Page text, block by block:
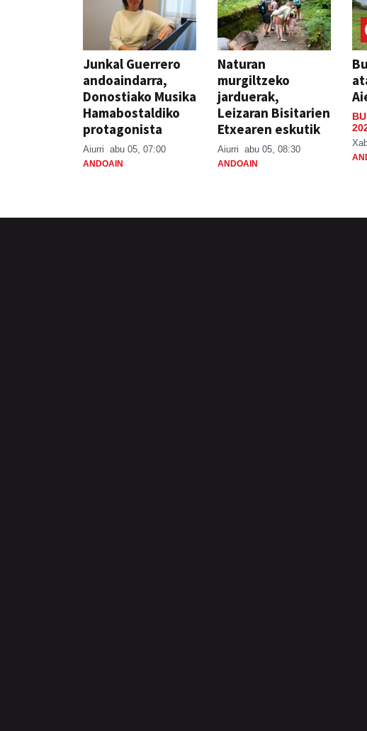
Junkal Guerrero
andoaindarra,
Donostiako Musika
Hamabostaldiko
protagonista
Aiurri abu 05, 07:00
ANDOAIN
Naturan
murgiltzeko
jarduerak,
Leizaran Bisitarien
Etxearen eskutik
Aiurri abu 05, 08:30
ANDOAIN